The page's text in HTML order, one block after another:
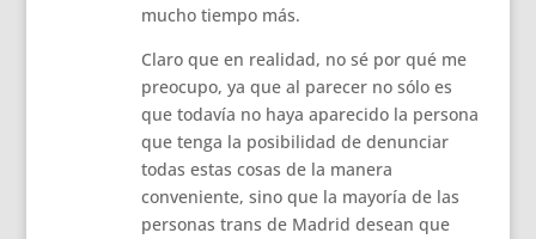
mucho tiempo más.
Claro que en realidad, no sé por qué me
preocupo, ya que al parecer no sólo es
que todavía no haya aparecido la persona
que tenga la posibilidad de denunciar
todas estas cosas de la manera
conveniente, sino que la mayoría de las
personas trans de Madrid desean que